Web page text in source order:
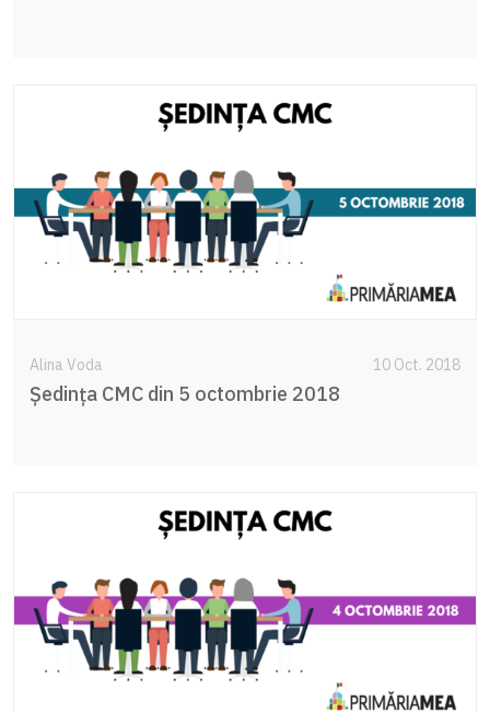
Alina Voda 10 Oct. 2018
Şedinţa CMC din 5 octombrie 2018